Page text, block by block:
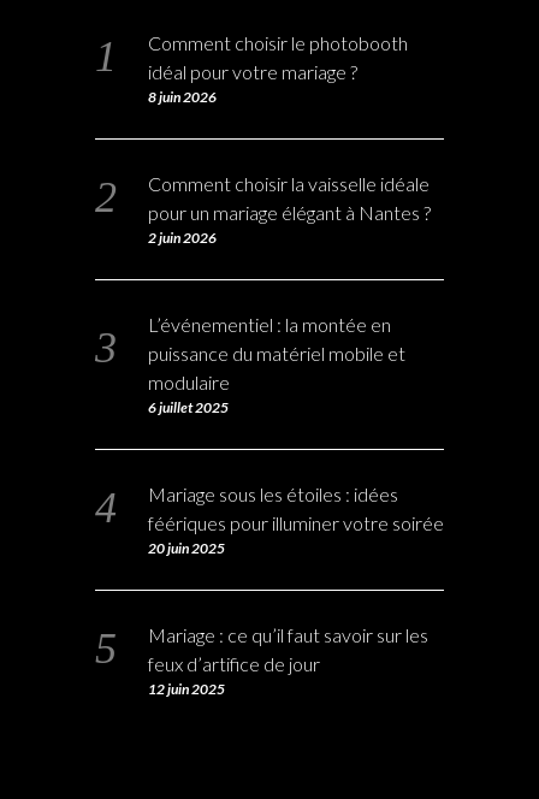
Comment choisir le photobooth
idéal pour votre mariage ?
8 juin 2026
Comment choisir la vaisselle idéale
pour un mariage élégant à Nantes ?
2 juin 2026
L’événementiel : la montée en
puissance du matériel mobile et
modulaire
6 juillet 2025
Mariage sous les étoiles : idées
féériques pour illuminer votre soirée
20 juin 2025
Mariage : ce qu’il faut savoir sur les
feux d’artifice de jour
12 juin 2025